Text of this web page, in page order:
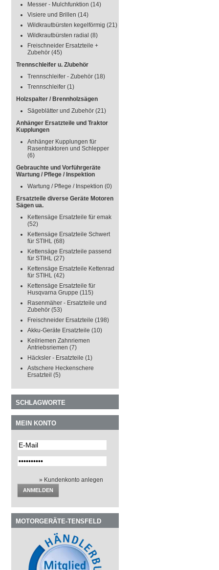
Messer - Mulchfunktion (14)
Visiere und Brillen (14)
Wildkrautbürsten kegelförmig (21)
Wildkrautbürsten radial (8)
Freischneider Ersatzteile +
Zubehör (45)
Trennschleifer u. Z/ubehör
Trennschleifer - Zubehör (18)
Trennschleifer (1)
Holzspalter / Brennholzsägen
Sägeblätter und Zubehör (21)
Anhänger Ersatzteile und Traktor
Kupplungen
Anhänger Kupplungen für
Rasentraktoren und Schlepper
(6)
Gebrauchte und Vorführgeräte
Wartung / Pflege / Inspektion
Wartung / Pflege / Inspektion (0)
Ersatzteile diverse Geräte Motoren
Sägen ua.
Kettensäge Ersatzteile für emak
(52)
Kettensäge Ersatzteile Schwert
für STIHL (68)
Kettensäge Ersatzteile passend
für STIHL (27)
Kettensäge Ersatzteile Kettenrad
für STIHL (42)
Kettensäge Ersatzteile für
Husqvarna Gruppe (115)
Rasenmäher - Ersatzteile und
Zubehör (53)
Freischneider Ersatzteile (198)
Akku-Geräte Ersatzteile (10)
Keilriemen Zahnriemen
Antriebsriemen (7)
Häcksler - Ersatzteile (1)
Astschere Heckenschere
Ersatzteil (5)
SCHLAGWORTE
MEIN KONTO
» Kundenkonto anlegen
ANMELDEN
MOTORGERÄTE-TENSFELD